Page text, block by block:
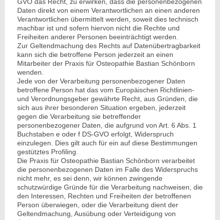
Daten direkt von einem Verantwortlichen an einen anderen
Verantwortlichen übermittelt werden, soweit dies technisch
machbar ist und sofern hiervon nicht die Rechte und
Freiheiten anderer Personen beeinträchtigt werden.
Zur Geltendmachung des Rechts auf Datenübertragbarkeit
kann sich die betroffene Person jederzeit an einen
Mitarbeiter der Praxis für Osteopathie Bastian Schönborn
wenden.
Jede von der Verarbeitung personenbezogener Daten
betroffene Person hat das vom Europäischen Richtlinien-
und Verordnungsgeber gewährte Recht, aus Gründen, die
sich aus ihrer besonderen Situation ergeben, jederzeit
gegen die Verarbeitung sie betreffender
personenbezogener Daten, die aufgrund von Art. 6 Abs. 1
Buchstaben e oder f DS-GVO erfolgt, Widerspruch
einzulegen. Dies gilt auch für ein auf diese Bestimmungen
gestütztes Profiling.
Die Praxis für Osteopathie Bastian Schönborn verarbeitet
die personenbezogenen Daten im Falle des Widerspruchs
nicht mehr, es sei denn, wir können zwingende
schutzwürdige Gründe für die Verarbeitung nachweisen, die
den Interessen, Rechten und Freiheiten der betroffenen
Person überwiegen, oder die Verarbeitung dient der
Geltendmachung, Ausübung oder Verteidigung von